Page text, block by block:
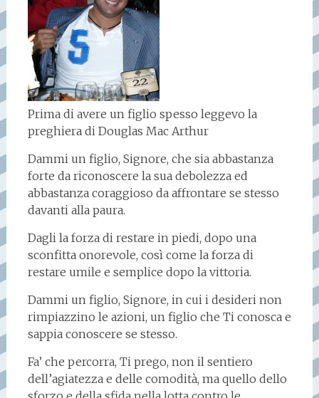
Prima di avere un figlio spesso leggevo la
preghiera di Douglas Mac Arthur
Dammi un figlio, Signore, che sia abbastanza
forte da riconoscere la sua debolezza ed
abbastanza coraggioso da affrontare se stesso
davanti alla paura.
Dagli la forza di restare in piedi, dopo una
sconfitta onorevole, così come la forza di
restare umile e semplice dopo la vittoria.
Dammi un figlio, Signore, in cui i desideri non
rimpiazzino le azioni, un figlio che Ti conosca e
sappia conoscere se stesso.
Fa’ che percorra, Ti prego, non il sentiero
dell’agiatezza e delle comodità, ma quello dello